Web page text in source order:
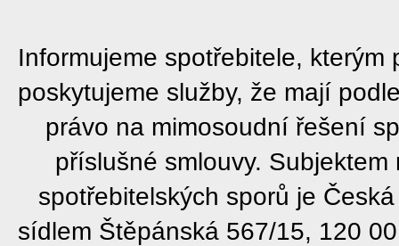
Informujeme spotřebitele, kterým
poskytujeme služby, že mají
právo na mimosoudní řešení
příslušné smlouvy.
spotřebitelských sporů je
sídlem Štěpánská 567/15, 120